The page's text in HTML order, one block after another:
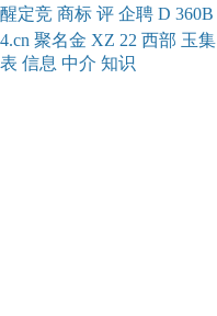
醒定竞 商标 评 企聘 D 360B
4.cn 聚名金 XZ 22 西部 玉集
表 信息 中介 知识